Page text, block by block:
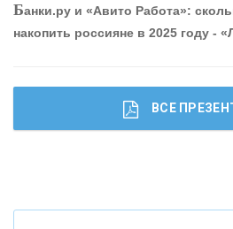
привлечь и удержать
Что будет с наличными
Банки.ру и «Авито Работа»:
накопить россияне в 2025 году -
ВСЕ